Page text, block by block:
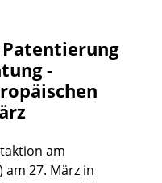
-
am
am 27. März in